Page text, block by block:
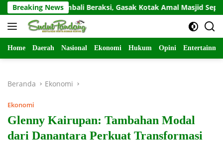
Langsung
ke
konten
Breaking News
Kembali Beraksi, Gasak Kotak Amal Masjid Sepi di
Home Daerah Nasional Ekonomi Hukum Opini
Beranda Ekonomi
Ekonomi
Glenny Kairupan: Tambahan Modal
dari Danantara Perkuat Transformasi